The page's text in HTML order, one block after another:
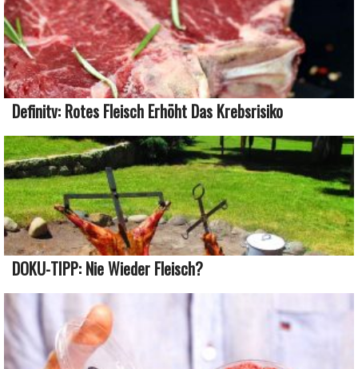
Definitv: Rotes Fleisch Erhöht Das Krebsrisiko
DOKU-TIPP: Nie Wieder Fleisch?